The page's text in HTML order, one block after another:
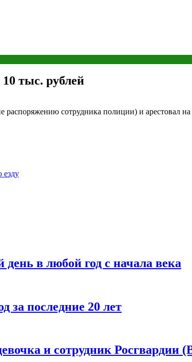
тыс. рублей
сотрудника полиции) и арестовал
езду
в любой год с начала века
за последние 20 лет
и сотрудник